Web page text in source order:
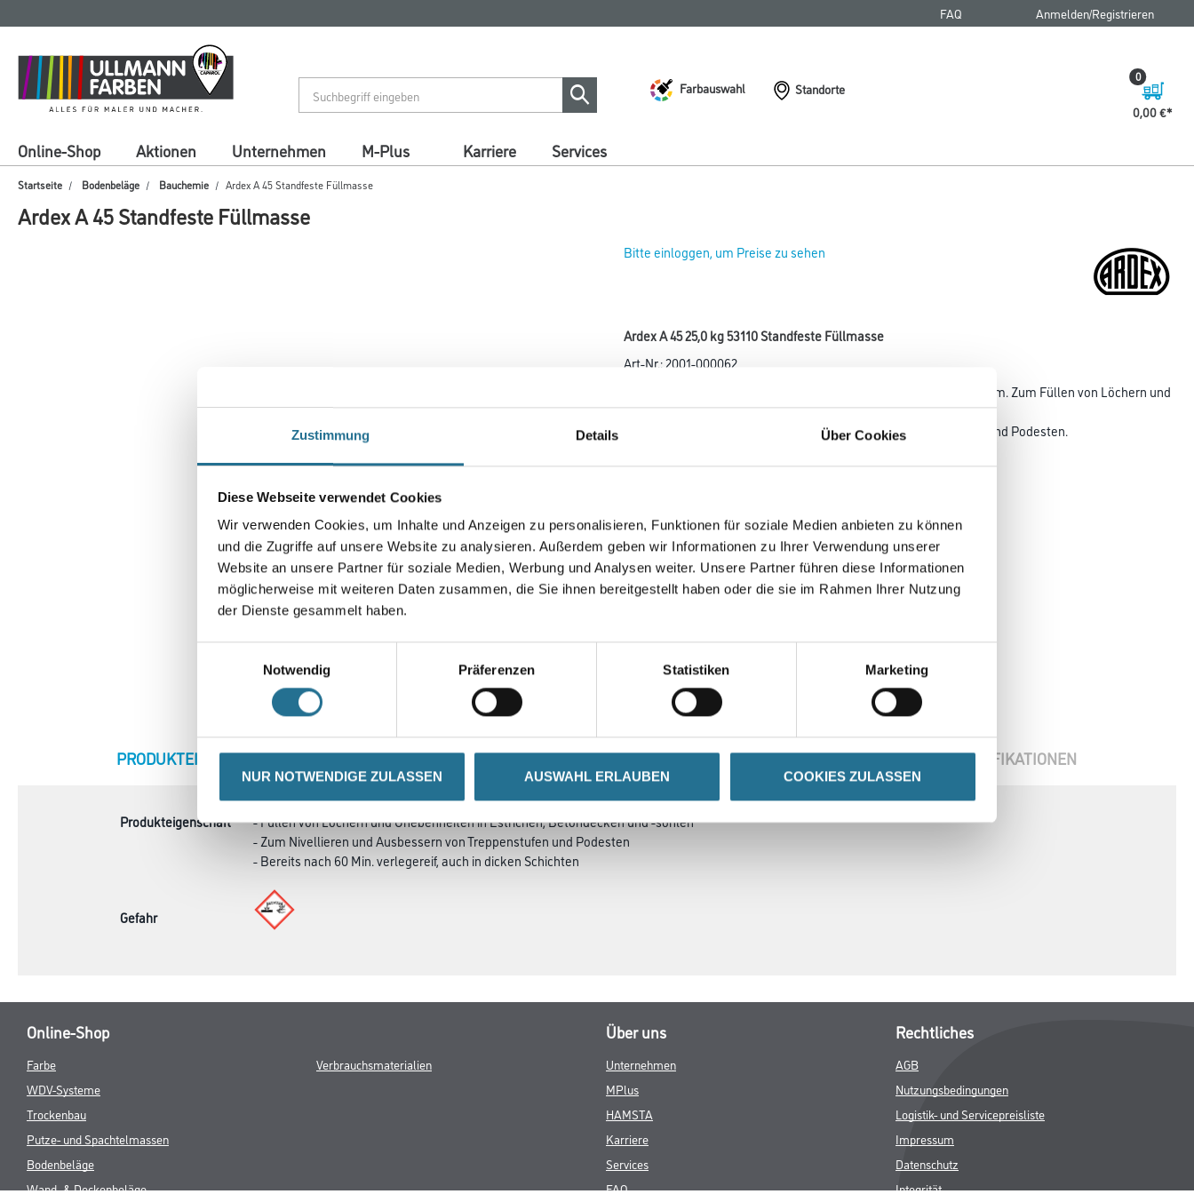
Zustimmung Details Über Cookies
Diese Webseite verwendet Cookies
Wir verwenden Cookies, um Inhalte und Anzeigen zu personalisieren, Funktionen für soziale Medien anbieten zu können
und die Zugriffe auf unsere Website zu analysieren. Außerdem geben wir Informationen zu Ihrer Verwendung unserer
Website an unsere Partner für soziale Medien, Werbung und Analysen weiter. Unsere Partner führen diese Informationen
möglicherweise mit weiteren Daten zusammen, die Sie ihnen bereitgestellt haben oder die sie im Rahmen Ihrer Nutzung
der Dienste gesammelt haben.
Notwendig
Präferenzen Statistiken Marketing
NUR NOTWENDIGE ZULASSEN AUSWAHL ERLAUBEN COOKIES ZULASSEN
springen
springen
FAQ Anmelden/Registrieren
Farbauswahl
Standorte
0,00 €
0
Online-Shop Aktionen Unternehmen M-Plus Karriere Services
Startseite Bodenbeläge Bauchemie Ardex A 45 Standfeste Füllmasse
Ardex A 45 Standfeste Füllmasse
Bitte einloggen, um Preise zu sehen
Ardex A 45 25,0 kg 53110 Standfeste Füllmasse
Art-Nr.:2001-000062
Standfeste Füllmasse mit ARDURAPID®-Effekt. Sehr emissionsarm. Zum Füllen von Löchern und
Unebenheiten in Estrichen, Betondecken
und -sohlen. Zum Nivellieren und Ausbessern von Treppenstufen und Podesten.
Gebinde
Umrechnungsfaktoren
CURRENT
PRODUKTEIGENSCHAFTEN ZUSATZINFOS GEFAHRENHINWEISE DATENBLÄTTER SPEZIFIKATIONEN
Produkteigenschaft
- Füllen von Löchern und Unebenheiten in Estrichen, Betondecken und -sohlen
- Zum Nivellieren und Ausbessern von Treppenstufen und Podesten
- Bereits nach 60 Min. verlegereif, auch in dicken Schichten
Gefahr
Online-Shop
Farbe
WDV-Systeme
Trockenbau
Putze- und Spachtelmassen
Bodenbeläge
Wand- & Deckenbeläge
Verbrauchsmaterialien
Über uns
Unternehmen
MPlus
HAMSTA
Karriere
Services
FAQ
Rechtliches
AGB
Nutzungsbedingungen
Logistik- und Servicepreisliste
Impressum
Datenschutz
Integrität